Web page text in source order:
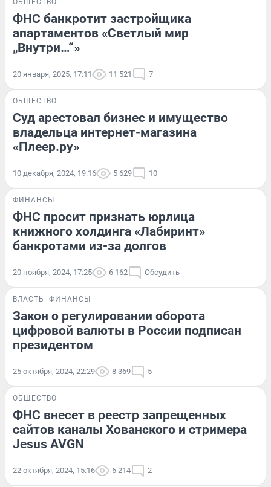
ОБЩЕСТВО
ФНС банкротит застройщика
апартаментов «Светлый мир
„Внутри…“»
20 января, 2025, 17:11 11 521 7
ОБЩЕСТВО
Суд арестовал бизнес и имущество
владельца интернет-магазина
«Плеер.ру»
10 декабря, 2024, 19:16 5 629 10
ФИНАНСЫ
ФНС просит признать юрлица
книжного холдинга «Лабиринт»
банкротами из-за долгов
20 ноября, 2024, 17:25 6 162 Обсудить
ВЛАСТЬ ФИНАНСЫ
Закон о регулировании оборота
цифровой валюты в России подписан
президентом
25 октября, 2024, 22:29 8 369 5
ОБЩЕСТВО
ФНС внесет в реестр запрещенных
сайтов каналы Хованского и стримера
Jesus AVGN
22 октября, 2024, 15:16 6 214 2